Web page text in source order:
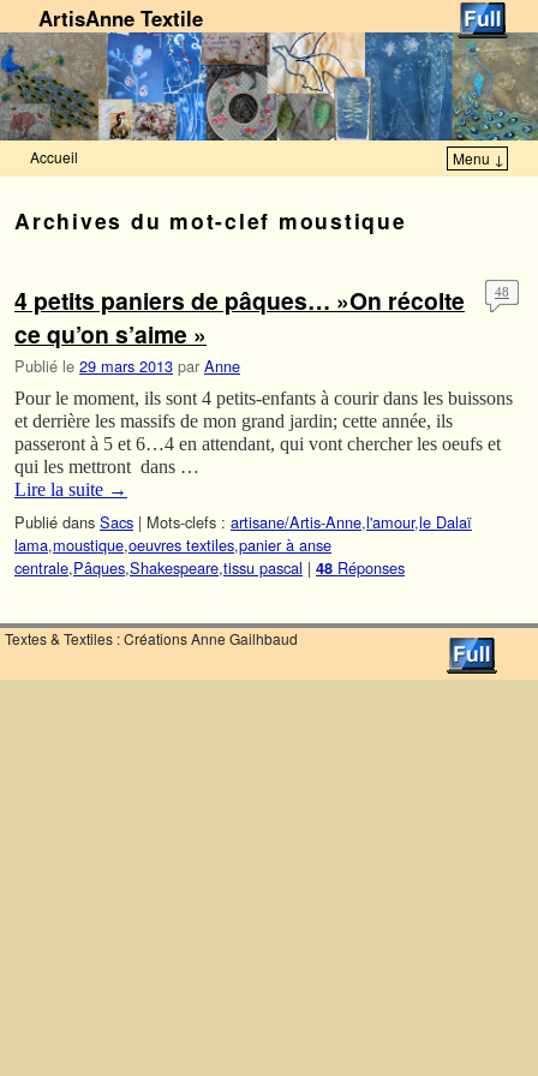
ArtisAnne Textile
Accueil Menu ↓
Archives du mot-clef moustique
4 petits paniers de pâques… »On récolte
ce qu’on s’aime »
Publié le 29 mars 2013 par Anne
48
Pour le moment, ils sont 4 petits-enfants à courir dans les buissons
et derrière les massifs de mon grand jardin; cette année, ils
passeront à 5 et 6…4 en attendant, qui vont chercher les oeufs et
qui les mettront dans …
Lire la suite →
Publié dans Sacs | Mots-clefs : artisane/Artis-Anne,l'amour,le Dalaï
lama,moustique,oeuvres textiles,panier à anse
centrale,Pâques,Shakespeare,tissu pascal | 48 Réponses
Textes & Textiles : Créations Anne Gailhbaud